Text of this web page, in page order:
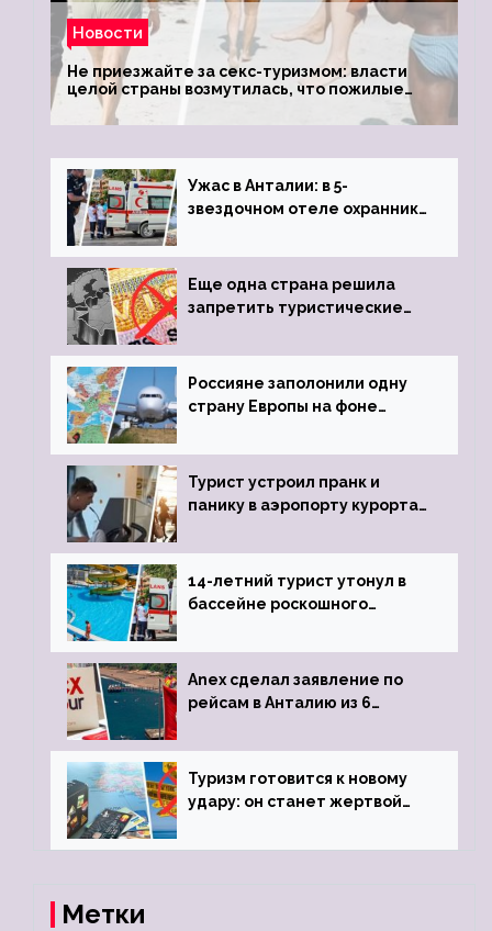
Новости
Не приезжайте за секс-туризмом: власти
целой страны возмутилась, что пожилые
туристки массово едут к ним, чтобы
обзавестись молодыми любовниками
Ужас в Анталии: в 5-
звездочном отеле охранник
пистолета
Еще одна страна решила
запретить туристические
Россияне заполонили одну
страну Европы на фоне
виз
Турист устроил пранк и
панику в аэропорту курорта,
задержке рейса
14-летний турист утонул в
бассейне роскошного
Anex сделал заявление по
рейсам в Анталию из 6
Туризм готовится к новому
удару: он станет жертвой
Метки